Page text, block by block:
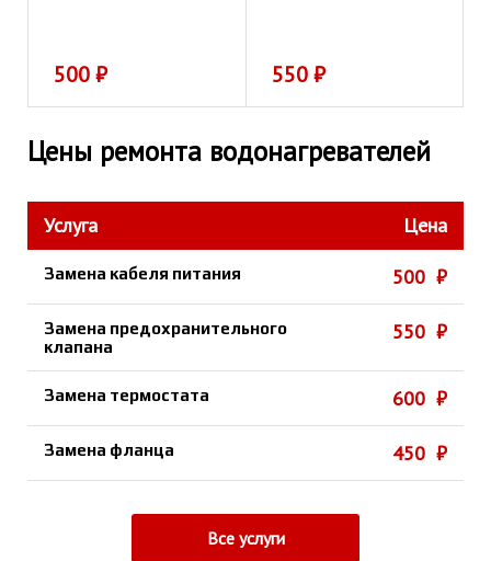
500₽ 550₽
Цены ремонта водонагревателей
Услуга Цена
Замена кабеля питания 500 ₽
Замена предохранительного
клапана
550 ₽
Замена термостата 600 ₽
Замена фланца 450 ₽
Все услуги